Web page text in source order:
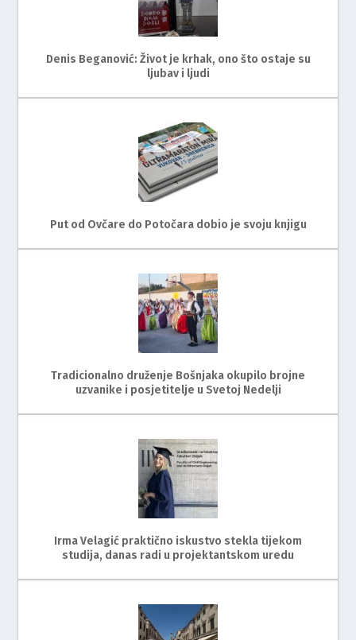
Denis Beganović: Život je krhak, ono što ostaje su
ljubav i ljudi
Put od Ovčare do Potočara dobio je svoju knjigu
Tradicionalno druženje Bošnjaka okupilo brojne
uzvanike i posjetitelje u Svetoj Nedelji
Irma Velagić praktično iskustvo stekla tijekom
studija, danas radi u projektantskom uredu